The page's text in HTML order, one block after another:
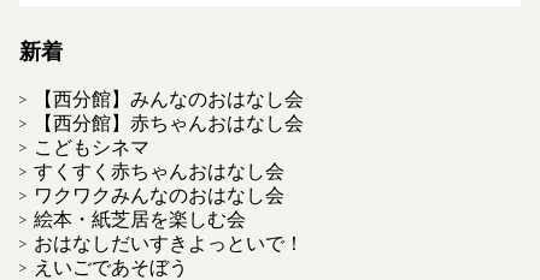
新着
【西分館】みんなのおはなし会
【西分館】赤ちゃんおはなし会
こどもシネマ
すくすく赤ちゃんおはなし会
ワクワクみんなのおはなし会
絵本・紙芝居を楽しむ会
おはなしだいすきよっといで！
えいごであそぼう